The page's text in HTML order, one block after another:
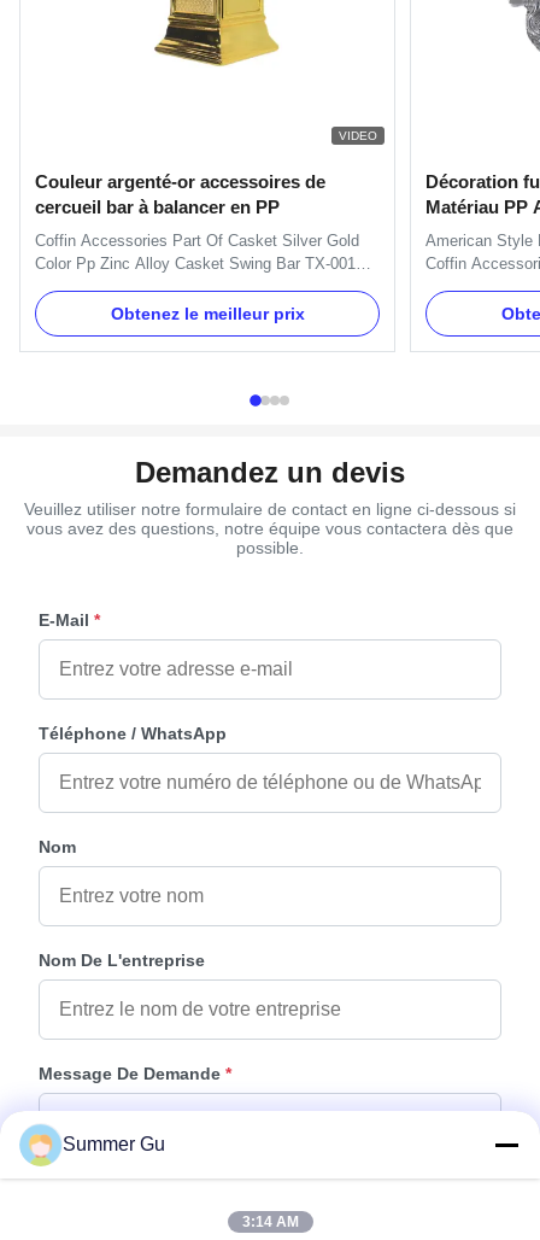
VIDEO
Couleur argenté-or accessoires de
cercueil bar à balancer en PP
Coffin Accessories Part Of Casket Silver Gold
Color Pp Zinc Alloy Casket Swing Bar TX-001
Plastic(PP,ABS) Color Gold, silver, copper, as
your order Delivery Time 30 days after the order
confirmed Payment Term TT, L/C MOQ 100sets
Obtenez le meilleur prix
Décoration
Matériau PP
Poignée
American Style
Coffin
TX-Model
Gold, silver,
30 days after
Demandez un devis
Veuillez utiliser notre formulaire de contact en ligne ci-dessous si
vous avez des questions, notre équipe vous contactera dès que
possible.
E-Mail *
Téléphone / WhatsApp
Nom
Nom De L'entreprise
Message De Demande *
Summer Gu
3:14 AM